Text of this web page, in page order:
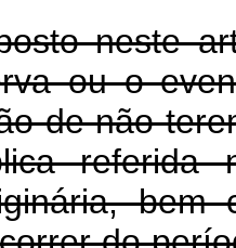
neste
ou o
de não
bem